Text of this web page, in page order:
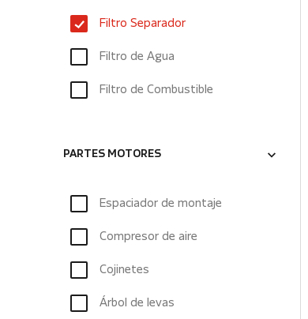
Filtro Separador
Filtro de Agua
Filtro de Combustible
PARTES MOTORES
Espaciador de montaje
Compresor de aire
Cojinetes
Árbol de levas